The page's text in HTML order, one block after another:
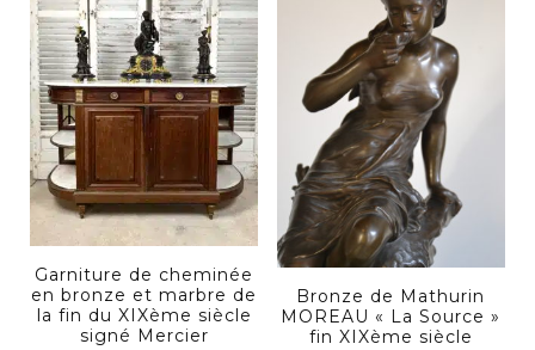
Garniture de cheminée
en bronze et marbre de
la fin du XIXème siècle
signé Mercier
Bronze de Mathurin
MOREAU « La Source »
fin XIXème siècle